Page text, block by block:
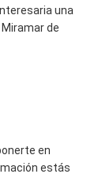
una
de
en
estás